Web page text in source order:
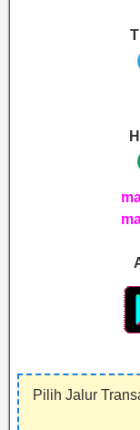
Pilih Jalur